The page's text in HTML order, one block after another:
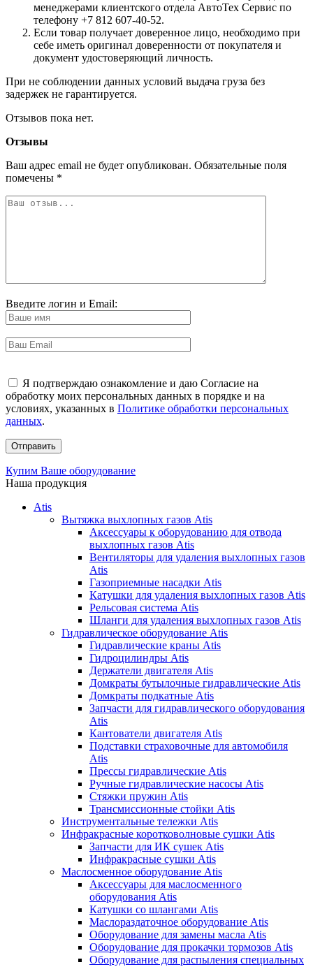
менеджерами клиентского отдела АвтоТех Сервис по
телефону +7 812 607-40-52.
Если товар получает доверенное лицо, необходимо при
себе иметь оригинал доверенности от покупателя и
документ удостоверяющий личность.
При не соблюдении данных условий выдача груза без
задержек не гарантируется.
Отзывов пока нет.
Отзывы
Ваш адрес email не будет опубликован. Обязательные поля
помечены *
Введите логин и Email:
Я подтверждаю ознакомление и даю Согласие на
обработку моих персональных данных в порядке и на
условиях, указанных в Политике обработки персональных
данных.
Купим Ваше оборудование
Наша продукция
Atis
Вытяжка выхлопных газов Atis
Аксессуары к оборудованию для отвода
выхлопных газов Atis
Вентиляторы для удаления выхлопных газов
Atis
Газоприемные насадки Atis
Катушки для удаления выхлопных газов Atis
Рельсовая система Atis
Шланги для удаления выхлопных газов Atis
Гидравлическое оборудование Atis
Гидравлические краны Atis
Гидроцилиндры Atis
Держатели двигателя Atis
Домкраты бутылочные гидравлические Atis
Домкраты подкатные Atis
Запчасти для гидравлического оборудования
Atis
Кантователи двигателя Atis
Подставки страховочные для автомобиля
Atis
Прессы гидравлические Atis
Ручные гидравлические насосы Atis
Стяжки пружин Atis
Трансмиссионные стойки Atis
Инструментальные тележки Atis
Инфракрасные коротковолновые сушки Atis
Запчасти для ИК сушек Atis
Инфракрасные сушки Atis
Маслосменное оборудование Atis
Аксессуары для маслосменного
оборудования Atis
Катушки со шлангами Atis
Маслораздаточное оборудование Atis
Оборудование для замены масла Atis
Оборудование для прокачки тормозов Atis
Оборудование для распыления специальных